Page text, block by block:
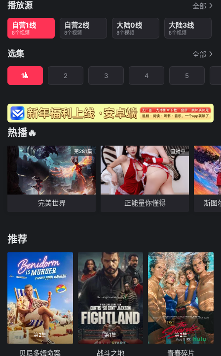
播放源 全部
自营1线
8个视频
自营2线
8个视频
大陆0线
8个视频
大陆3线
8个视频
选集 全部
1 2 3 4 5
热播🔥
第281集
完美世界
直播中
正能量你懂得 斯图
推荐
第2集
贝尼多姆命案
第1集
战斗之地
第2集
青春碎片